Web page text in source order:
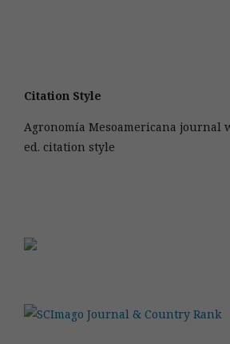
Citation Style
Agronomía Mesoamericana journal
ed. citation style